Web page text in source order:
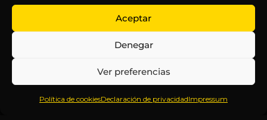
Aceptar
Denegar
Ver preferencias
Política de cookiesDeclaración de privacidadImpressum
Inteligencia
Anticipándonos
EXPLORA
Inicio
Sobre
Contenido
Webinars
LEGAL
Política
de
Términos y
Aviso
SÍGUENOS